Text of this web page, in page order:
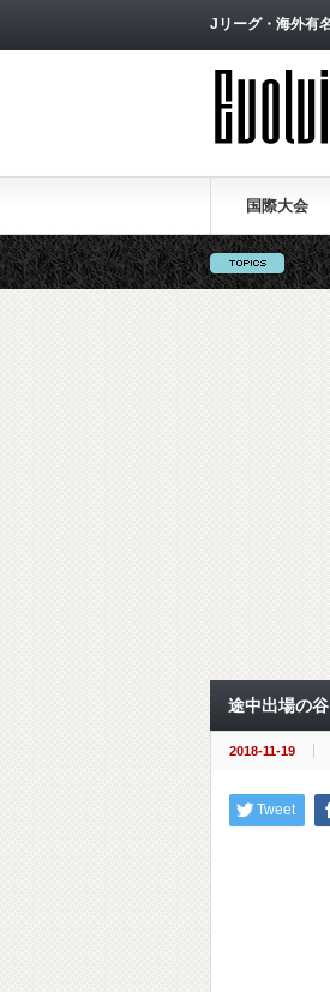
Jリーグ・海外有
国際大会
サッカーのスタイルは何か～ 【一
途中出場の
2018-11-19
Tweet